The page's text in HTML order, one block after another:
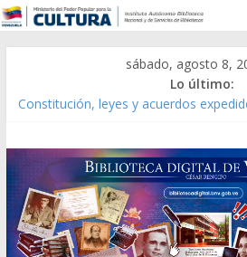
sábado, agosto 8,
Lo último:
Constitución, leyes y acuerdos
Modesta Bor Sánchez [material
Gaceta Oficial de la República de
Caracas 09 de marzo de 2006 N°
Catálogo temático de obras de